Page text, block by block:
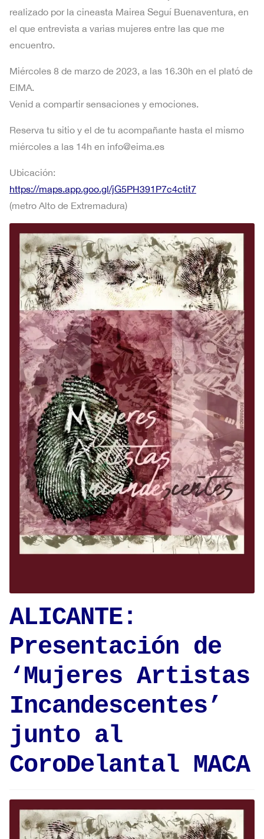
realizado por la cineasta Mairea Seguí Buenaventura, en
el que entrevista a varias mujeres entre las que me
encuentro.
Miércoles 8 de marzo de 2023, a las 16.30h en el plató de
EIMA.
Venid a compartir sensaciones y emociones.
Reserva tu sitio y el de tu acompañante hasta el mismo
miércoles a las 14h en info@eima.es
Ubicación:
https://maps.app.goo.gl/jG5PH391P7c4ctit7
(metro Alto de Extremadura)
ALICANTE:
Presentación de
‘Mujeres Artistas
Incandescentes’
junto al
CoroDelantal MACA